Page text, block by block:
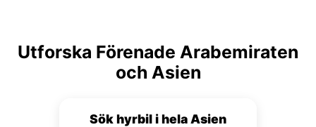
Utforska Förenade Arabemiraten
och Asien
Sök hyrbil i hela Asien